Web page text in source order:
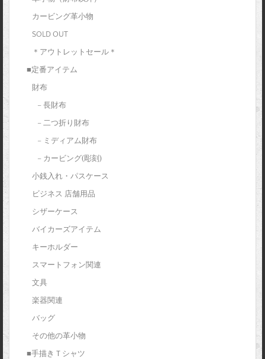
カービング革小物
SOLD OUT
＊アウトレットセール＊
■定番アイテム
財布
– 長財布
– 二つ折り財布
– ミディアム財布
– カービング(彫刻)
小銭入れ・パスケース
ビジネス 店舗用品
シザーケース
バイカーズアイテム
キーホルダー
スマートフォン関連
文具
楽器関連
バッグ
その他の革小物
■手描きＴシャツ